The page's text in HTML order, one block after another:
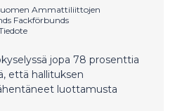
Ammattiliittojen
Fackförbunds
jopa 78 prosenttia
että hallituksen
luottamusta